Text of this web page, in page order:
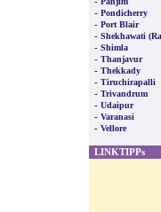
- Pondicherry
- Port Blair
- Shekhawati
- Shimla
- Thanjavur
- Thekkady
- Tiruchirapalli
- Trivandrum
- Udaipur
- Varanasi
- Vellore
LINKTIPPs